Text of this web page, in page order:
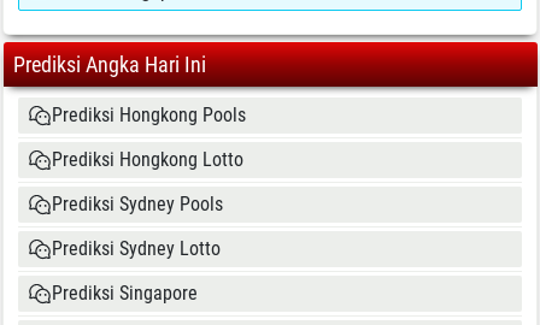
Prediksi Angka Hari Ini
Prediksi Hongkong Pools
Prediksi Hongkong Lotto
Prediksi Sydney Pools
Prediksi Sydney Lotto
Prediksi Singapore